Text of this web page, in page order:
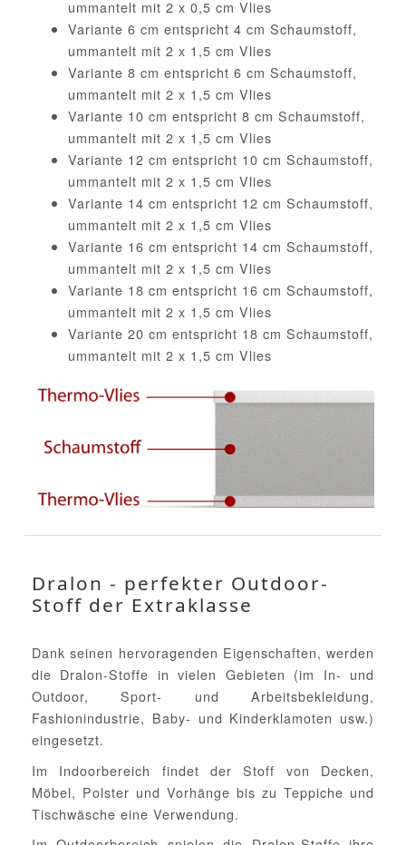
ummantelt mit 2 x 0,5 cm Vlies
Variante 6 cm entspricht 4 cm Schaumstoff,
ummantelt mit 2 x 1,5 cm Vlies
Variante 8 cm entspricht 6 cm Schaumstoff,
ummantelt mit 2 x 1,5 cm Vlies
Variante 10 cm entspricht 8 cm Schaumstoff,
ummantelt mit 2 x 1,5 cm Vlies
Variante 12 cm entspricht 10 cm Schaumstoff,
ummantelt mit 2 x 1,5 cm Vlies
Variante 14 cm entspricht 12 cm Schaumstoff,
ummantelt mit 2 x 1,5 cm Vlies
Variante 16 cm entspricht 14 cm Schaumstoff,
ummantelt mit 2 x 1,5 cm Vlies
Variante 18 cm entspricht 16 cm Schaumstoff,
ummantelt mit 2 x 1,5 cm Vlies
Variante 20 cm entspricht 18 cm Schaumstoff,
ummantelt mit 2 x 1,5 cm Vlies
Dralon - perfekter Outdoor-
Stoff der Extraklasse
Dank seinen hervoragenden Eigenschaften, werden
die Dralon-Stoffe in vielen Gebieten (im In- und
Outdoor, Sport- und Arbeitsbekleidung,
Fashionindustrie, Baby- und Kinderklamoten usw.)
eingesetzt.
Im Indoorbereich findet der Stoff von Decken,
Möbel, Polster und Vorhänge bis zu Teppiche und
Tischwäsche eine Verwendung.